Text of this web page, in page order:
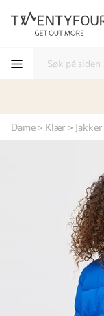
Dame Klær Jakker